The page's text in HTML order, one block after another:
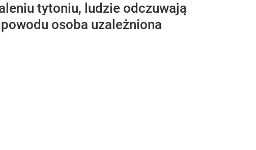
tytoniu, ludzie odczuwają
osoba uzależniona